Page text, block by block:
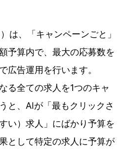
は、「キャンペーンごと」
予算内で、最大の応募数を
広告運用を行います。
る全ての求人を1つのキャ
と、AIが「最もクリックさ
い）求人」にばかり予算を
として特定の求人に予算が